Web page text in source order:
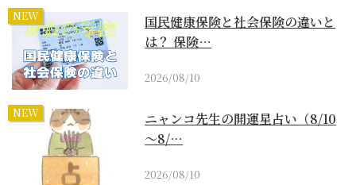
NEW
国民健康保険と社会保険の違いと
は？ 保険…
2026/08/10
NEW
ニャンコ先生の開運星占い（8/10
～8/…
2026/08/10